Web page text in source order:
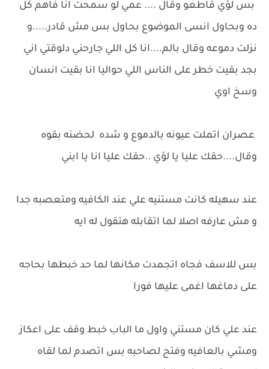
بس لؤي قاطعو وقال .... عمي لو سمحت انا فاهم كل
ده وبحاول انسى الموضوع بحاول بس مش قادر.....و
نزلت دموعه وقال بالم....انا كل اللي جارحني دلوقتي اني
بجد بقيت خطر على الناس اللي حواليا انا بقيت انسان
وسخ اوي
عصران اتملت عيونه بالدموع و شده لحضنه بقوه
وقال....حقك عليا يا لؤي ..حقك عليا انا يا ابني
عند سهيله كانت مستنيه علي عند الكافيه ومتعصبه جدا
و مش عارفه اصلا لما اتقابله هتقول له ايه
بس للاسف فجاه اتجمدت مكانها لما حد خبطها بحاجه
على دماغها اغمى عليها فورا
عند علي كان مستني واول ما الباب خبط وقف على اعكاز
ومشي بالعافيه وفتح لصاحبه بس اتصدم لما لقاه